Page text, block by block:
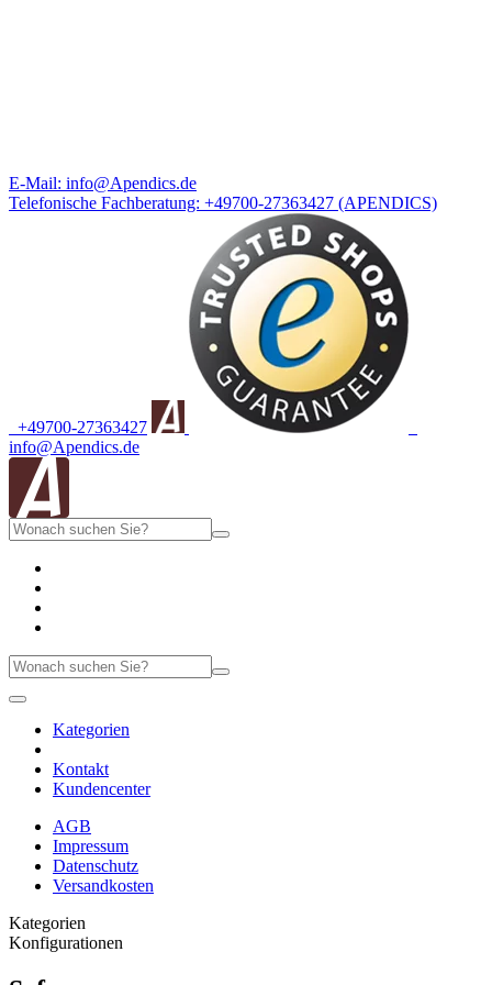
E-Mail: info@Apendics.de
Telefonische Fachberatung: +49700-27363427 (APENDICS)
+49700-27363427
info@Apendics.de
Kategorien
Kontakt
Kundencenter
AGB
Impressum
Datenschutz
Versandkosten
Kategorien
Konfigurationen